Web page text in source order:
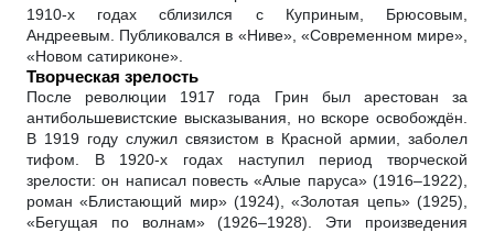
1910-х годах сблизился с Куприным, Брюсовым,
Андреевым. Публиковался в «Ниве», «Современном мире»,
«Новом сатириконе».
Творческая зрелость
После революции 1917 года Грин был арестован за
антибольшевистские высказывания, но вскоре освобождён.
В 1919 году служил связистом в Красной армии, заболел
тифом. В 1920-х годах наступил период творческой
зрелости: он написал повесть «Алые паруса» (1916–1922),
роман «Блистающий мир» (1924), «Золотая цепь» (1925),
«Бегущая по волнам» (1926–1928). Эти произведения